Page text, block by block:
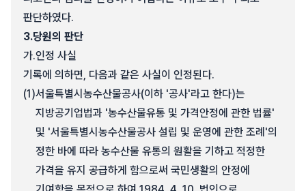
판단하였다.
3.당원의 판단
가.인정 사실
기록에 의하면, 다음과 같은 사실이 인정된다.
(1)서울특별시농수산물공사(이하 '공사'라고 한다)는
지방공기업법과 '농수산물유통 및 가격안정에 관한 법률'
및 '서울특별시농수산물공사 설립 및 운영에 관한 조례'의
정한 바에 따라 농수산물 유통의 원활을 기하고 적정한
가격을 유지 공급하게 함으로써 국민생활의 안정에